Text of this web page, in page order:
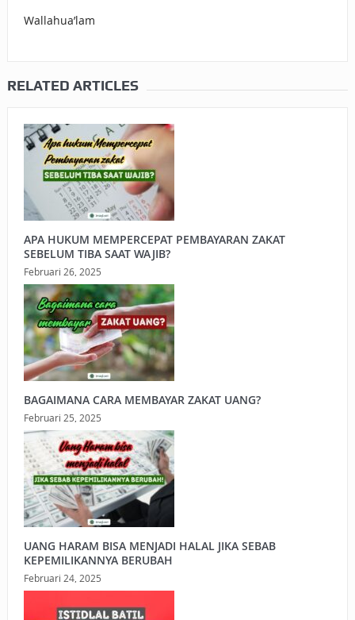
Wallahua’lam
RELATED ARTICLES
APA HUKUM MEMPERCEPAT PEMBAYARAN ZAKAT
SEBELUM TIBA SAAT WAJIB?
Februari 26, 2025
BAGAIMANA CARA MEMBAYAR ZAKAT UANG?
Februari 25, 2025
UANG HARAM BISA MENJADI HALAL JIKA SEBAB
KEPEMILIKANNYA BERUBAH
Februari 24, 2025